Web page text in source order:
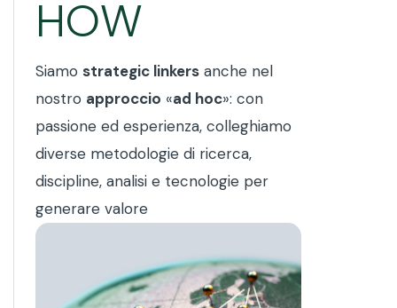
HOW
Siamostrategic linkers anche nel
nostro approccio «ad hoc»: con
passione ed esperienza, colleghiamo
diverse metodologie di ricerca,
discipline, analisi e tecnologie per
generare valore